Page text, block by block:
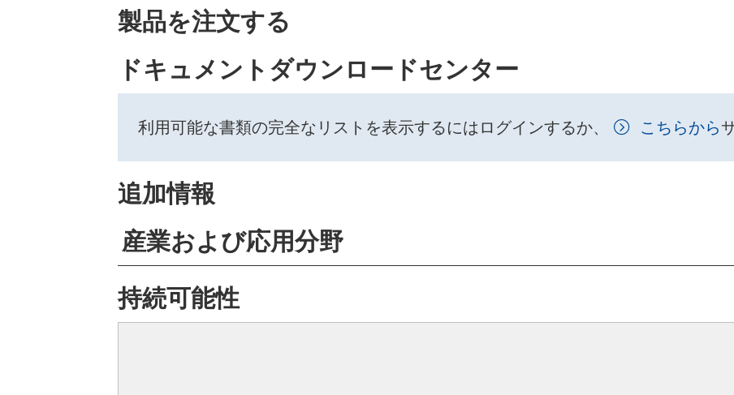
製品を注文する
ドキュメントダウンロードセンター
利用可能な書類の完全なリストを表示するにはログインするか、 こちらから
追加情報
産業および応用分野
持続可能性